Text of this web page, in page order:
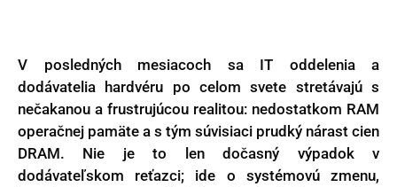
V posledných mesiacoch sa IT oddelenia a
dodávatelia hardvéru po celom svete stretávajú s
nečakanou a frustrujúcou realitou: nedostatkom RAM
operačnej pamäte a s tým súvisiaci prudký nárast cien
DRAM. Nie je to len dočasný výpadok v
dodávateľskom reťazci; ide o systémovú zmenu,